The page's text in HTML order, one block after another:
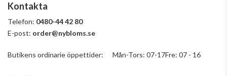
Kontakta
Telefon: 0480-44 42 80
E-post: order@nybloms.se
Butikens ordinarie öppettider: Mån-Tors: 07-17Fre: 07 - 16